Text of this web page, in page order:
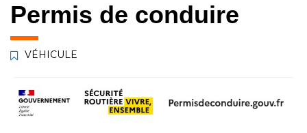
Permis de conduire
VÉHICULE